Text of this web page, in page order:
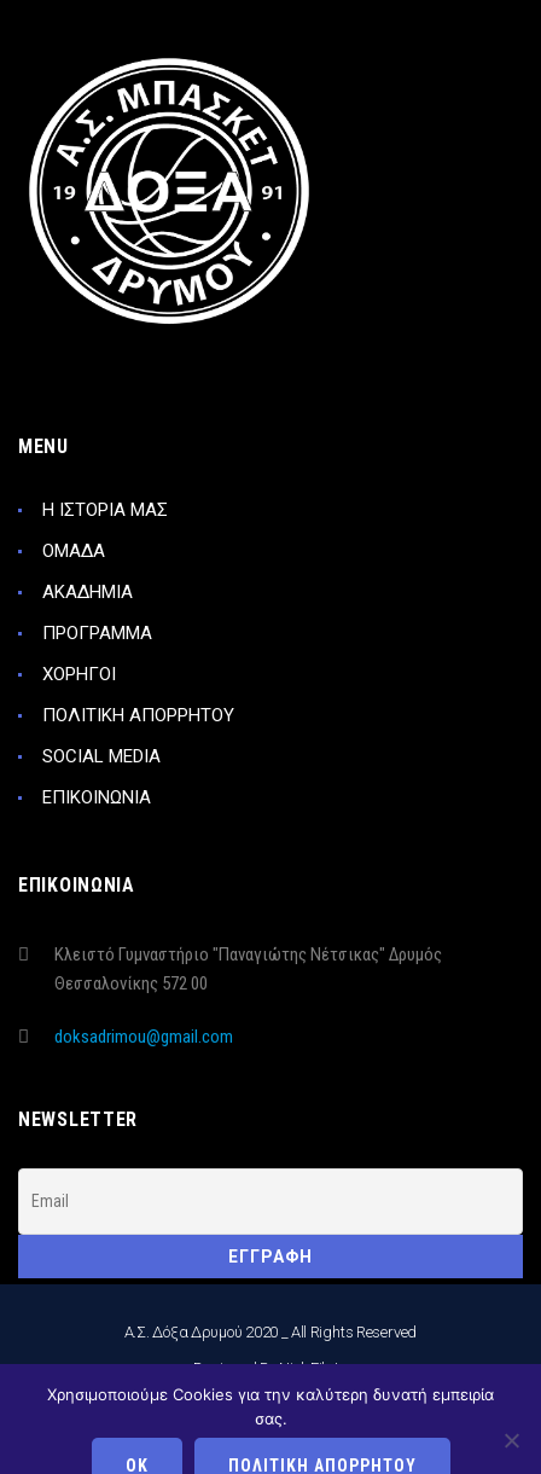
MENU
Η ΙΣΤΟΡΙΑ ΜΑΣ
ΟΜΑΔΑ
ΑΚΑΔΗΜΙΑ
ΠΡΟΓΡΑΜΜΑ
ΧΟΡΗΓΟΙ
ΠΟΛΙΤΙΚΗ ΑΠΟΡΡΗΤΟΥ
SOCIAL MEDIA
ΕΠΙΚΟΙΝΩΝΙΑ
ΕΠΙΚΟΙΝΩΝΙΑ
Κλειστό Γυμναστήριο "Παναγιώτης Νέτσικας" Δρυμός
Θεσσαλονίκης 572 00
doksadrimou@gmail.com
NEWSLETTER
Α.Σ. Δόξα Δρυμού 2020 _ All Rights Reserved
_Designed By Nick Filatos
ΑΚΟΛΟΥΘΉΣΤΕ ΜΑΣ:
Χρησιμοποιούμε Cookies για την καλύτερη δυνατή εμπειρία
σας.
ΟΚ ΠΟΛΙΤΙΚΉ ΑΠΟΡΡΉΤΟΥ